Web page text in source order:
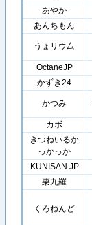
あやか
あんちもん
うょリウ厶
OctaneJP
かずき24
かつみ
カボ
きつねいるか
っかっか
KUNISAN.JP
栗九羅
くろねんど